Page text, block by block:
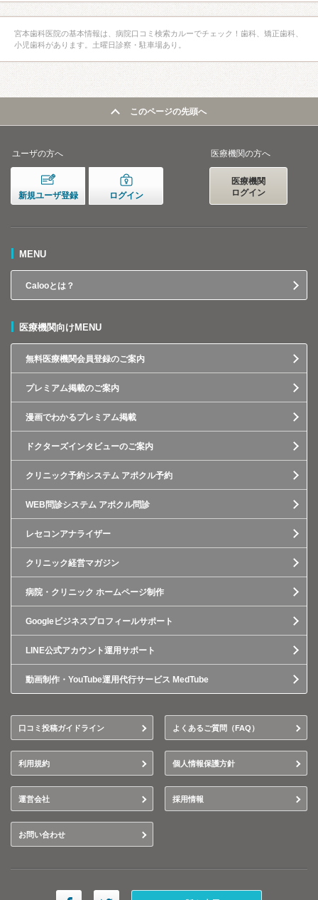
宮本歯科医院の基本情報は、病院口コミ検索カルーでチェック！歯科、矯正歯科、
小児歯科があります。土曜日診察・駐車場あり。
このページの先頭へ
ユーザの方へ
新規ユーザ登録 ログイン
医療機関の方へ
医療機関
ログイン
MENU
Calooとは？
医療機関向けMENU
無料医療機関会員登録のご案内
プレミアム掲載のご案内
漫画でわかるプレミアム掲載
ドクターズインタビューのご案内
クリニック予約システム アポクル予約
WEB問診システム アポクル問診
レセコンアナライザー
クリニック経営マガジン
病院・クリニック ホームページ制作
Googleビジネスプロフィールサポート
LINE公式アカウント運用サポート
動画制作・YouTube運用代行サービス MedTube
口コミ投稿ガイドライン よくあるご質問（FAQ）
利用規約 個人情報保護方針
運営会社 採用情報
お問い合わせ